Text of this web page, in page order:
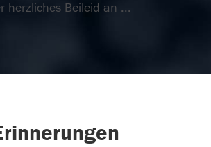
herzliches Beileid an ...